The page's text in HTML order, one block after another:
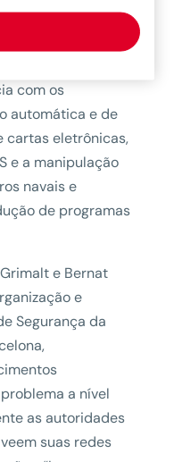
apresenta-
que se
com os
automática e de
cartas eletrônicas,
e a manipulação
navais e
de programas
e Bernat
e
Segurança da
a nível
as autoridades
suas redes